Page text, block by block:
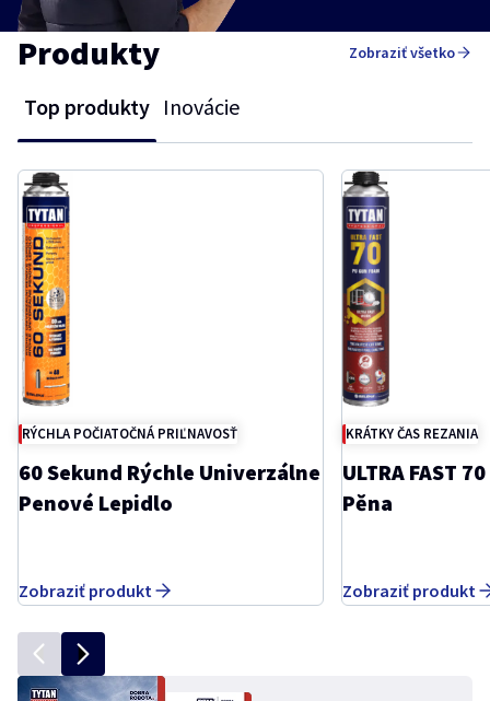
Produkty Zobraziť všetko
Top produkty Inovácie
RÝCHLA POČIATOČNÁ PRIĽNAVOSŤ
60 Sekund Rýchle Univerzálne
Penové Lepidlo
Zobraziť produkt
KRÁTKY ČAS REZANIA
ULTRA FAST
Pěna
Zobraziť produkt